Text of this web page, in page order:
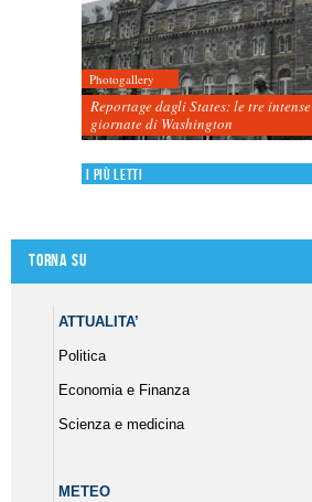
Photogallery
Reportage dagli States: le tre intense
giornate di Washington
I più letti
Torna su
ATTUALITA’
Politica
Economia e Finanza
Scienza e medicina
METEO